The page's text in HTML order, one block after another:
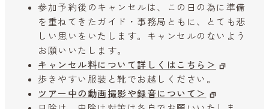
参加予約後のキャンセルは、この日の為に準備
を重ねてきたガイド・事務局ともに、とても悲
しい思いをいたします。キャンセルのないよう
お願いいたします。
キャンセル料について詳しくはこちら＞
歩きやすい服装と靴でお越しください。
ツアー中の動画撮影や録音について＞